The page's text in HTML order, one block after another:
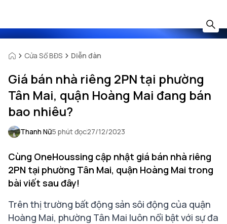
Cửa Sổ BĐS Diễn đàn
Giá bán nhà riêng 2PN tại phường
Tân Mai, quận Hoàng Mai đang bán
bao nhiêu?
Thanh Nữ5 phút đọc27/12/2023
Cùng OneHoussing cập nhật giá bán nhà riêng
2PN tại phường Tân Mai, quận Hoàng Mai trong
bài viết sau đây!
Trên thị trường bất động sản sôi động của quận
Hoàng Mai, phường Tân Mai luôn nổi bật với sự đa